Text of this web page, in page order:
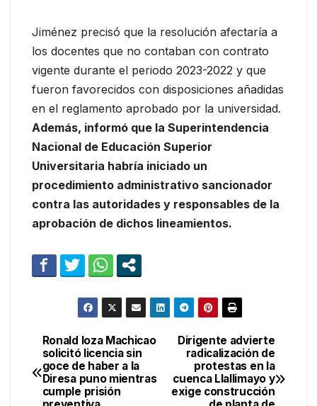
Jiménez precisó que la resolución afectaría a
los docentes que no contaban con contrato
vigente durante el periodo 2023-2022 y que
fueron favorecidos con disposiciones añadidas
en el reglamento aprobado por la universidad.
Además, informó que la Superintendencia
Nacional de Educación Superior
Universitaria habría iniciado un
procedimiento administrativo sancionador
contra las autoridades y responsables de la
aprobación de dichos lineamientos.
Navegación
de
Dirigente advierte
radicalización de
protestas en la
cuenca Llallimayo y
exige construcción
Ronald loza Machicao
solicitó licencia sin
goce de haber a la
Diresa puno mientras
cumple prisión